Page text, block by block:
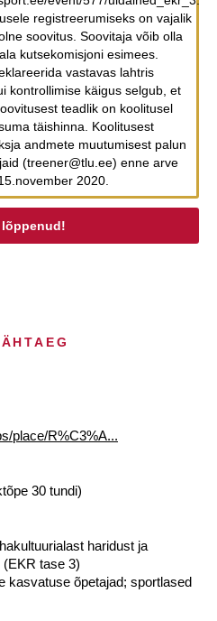
registreerumiseks on vajalik
soovitus. Soovitaja võib olla
kutsekomisjoni esimees.
vastavas lahtris
kontrollimise käigus selgub, et
teadlik on koolitusel
täishinna. Koolitusest
andmete muutumisest palun
(treener@tlu.ee) enne arve
2020.
lõppenud!
place/R%C3%A...
30 tundi)
haridust ja
(EKR tase 3)
kasvatuse õpetajad; sportlased